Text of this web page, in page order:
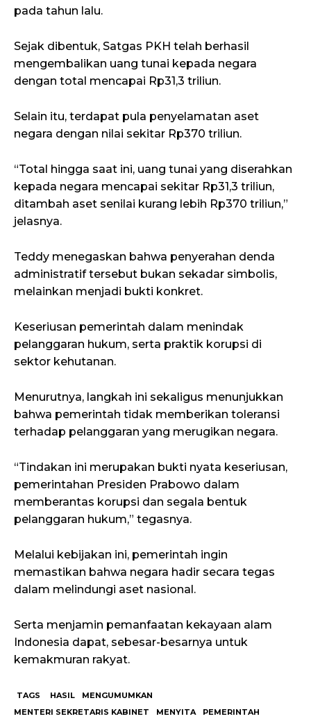
pada tahun lalu.
Sejak dibentuk, Satgas PKH telah berhasil
mengembalikan uang tunai kepada negara
dengan total mencapai Rp31,3 triliun.
Selain itu, terdapat pula penyelamatan aset
negara dengan nilai sekitar Rp370 triliun.
“Total hingga saat ini, uang tunai yang diserahkan
kepada negara mencapai sekitar Rp31,3 triliun,
ditambah aset senilai kurang lebih Rp370 triliun,”
jelasnya.
Teddy menegaskan bahwa penyerahan denda
administratif tersebut bukan sekadar simbolis,
melainkan menjadi bukti konkret.
Keseriusan pemerintah dalam menindak
pelanggaran hukum, serta praktik korupsi di
sektor kehutanan.
Menurutnya, langkah ini sekaligus menunjukkan
bahwa pemerintah tidak memberikan toleransi
terhadap pelanggaran yang merugikan negara.
“Tindakan ini merupakan bukti nyata keseriusan,
pemerintahan Presiden Prabowo dalam
memberantas korupsi dan segala bentuk
pelanggaran hukum,” tegasnya.
Melalui kebijakan ini, pemerintah ingin
memastikan bahwa negara hadir secara tegas
dalam melindungi aset nasional.
Serta menjamin pemanfaatan kekayaan alam
Indonesia dapat, sebesar-besarnya untuk
kemakmuran rakyat.
TAGS HASIL
MENGUMUMKAN
MENTERI SEKRETARIS KABINET
MENYITA PEMERINTAH